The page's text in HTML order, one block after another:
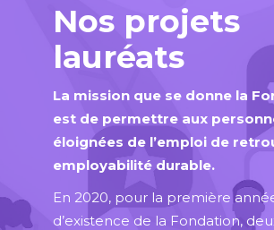
Nos projets
lauréats
La mission que se donne la
est de permettre aux
éloignées de l’emploi de
employabilité durable.
En 2020, pour la première
d’existence de la Fondation,